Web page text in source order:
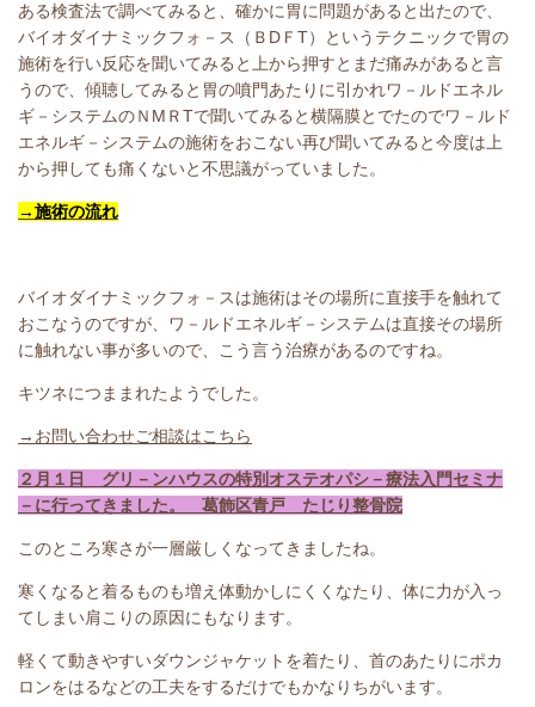
ある検査法で調べてみると、確かに胃に問題があると出たので、
バイオダイナミックフォ－ス（ＢDＦT）というテクニックで胃の
施術を行い反応を聞いてみると上から押すとまだ痛みがあると言
うので、傾聴してみると胃の噴門あたりに引かれワ－ルドエネル
ギ－システムのＮMＲTで聞いてみると横隔膜とでたのでワ－ルド
エネルギ－システムの施術をおこない再び聞いてみると今度は上
から押しても痛くないと不思議がっていました。
→施術の流れ
バイオダイナミックフォ－スは施術はその場所に直接手を触れて
おこなうのですが、ワ－ルドエネルギ－システムは直接その場所
に触れない事が多いので、こう言う治療があるのですね。
キツネにつままれたようでした。
→お問い合わせご相談はこちら
２月１日 グリ－ンハウスの特別オステオパシ－療法入門セミナ
－に行ってきました。 葛飾区青戸 たじり整骨院
このところ寒さが一層厳しくなってきましたね。
寒くなると着るものも増え体動かしにくくなたり、体に力が入っ
てしまい肩こりの原因にもなります。
軽くて動きやすいダウンジャケットを着たり、首のあたりにポカ
ロンをはるなどの工夫をするだけでもかなりちがいます。